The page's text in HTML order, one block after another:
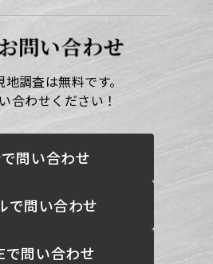
問い合わせ
調査は無料です。
合わせください！
問い合わせ
で問い合わせ
で問い合わせ